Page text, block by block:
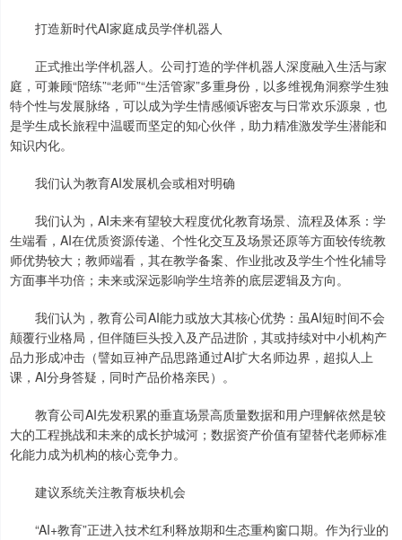
打造新时代AI家庭成员学伴机器人
正式推出学伴机器人。公司打造的学伴机器人深度融入生活与家
庭，可兼顾“陪练”“老师”“生活管家”多重身份，以多维视角洞察学生独
特个性与发展脉络，可以成为学生情感倾诉密友与日常欢乐源泉，也
是学生成长旅程中温暖而坚定的知心伙伴，助力精准激发学生潜能和
知识内化。
我们认为教育AI发展机会或相对明确
我们认为，AI未来有望较大程度优化教育场景、流程及体系：学
生端看，AI在优质资源传递、个性化交互及场景还原等方面较传统教
师优势较大；教师端看，其在教学备案、作业批改及学生个性化辅导
方面事半功倍；未来或深远影响学生培养的底层逻辑及方向。
我们认为，教育公司AI能力或放大其核心优势：虽AI短时间不会
颠覆行业格局，但伴随巨头投入及产品进阶，其或持续对中小机构产
品力形成冲击（譬如豆神产品思路通过AI扩大名师边界，超拟人上
课，AI分身答疑，同时产品价格亲民）。
教育公司AI先发积累的垂直场景高质量数据和用户理解依然是较
大的工程挑战和未来的成长护城河；数据资产价值有望替代老师标准
化能力成为机构的核心竞争力。
建议系统关注教育板块机会
“AI+教育”正进入技术红利释放期和生态重构窗口期。作为行业的